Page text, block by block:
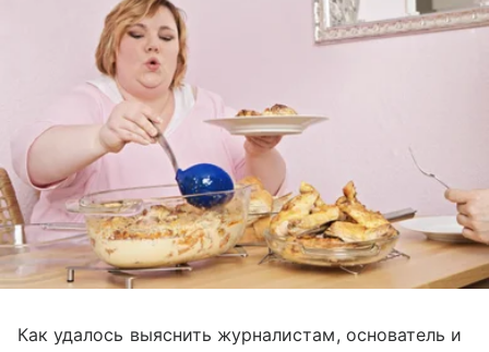
Как удалось выяснить журналистам, основатель и